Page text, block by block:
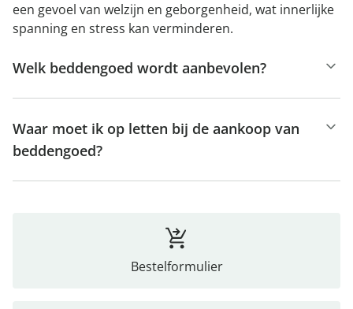
een gevoel van welzijn en geborgenheid, wat innerlijke
spanning en stress kan verminderen.
Welk beddengoed wordt aanbevolen?
Waar moet ik op letten bij de aankoop van
beddengoed?
Bestelformulier